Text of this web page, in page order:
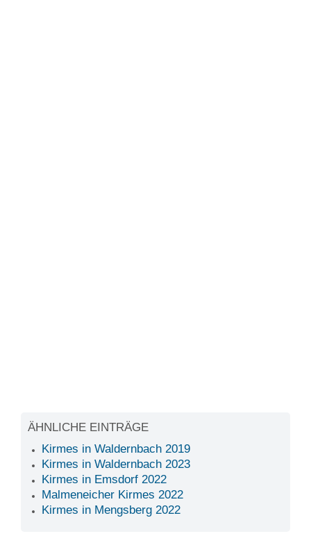
ÄHNLICHE EINTRÄGE
Kirmes in Waldernbach 2019
Kirmes in Waldernbach 2023
Kirmes in Emsdorf 2022
Malmeneicher Kirmes 2022
Kirmes in Mengsberg 2022